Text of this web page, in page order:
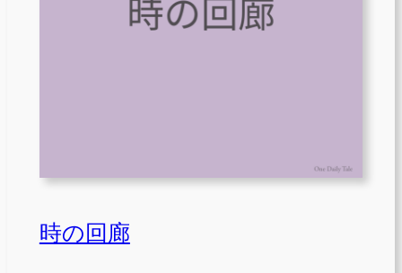
時の回廊